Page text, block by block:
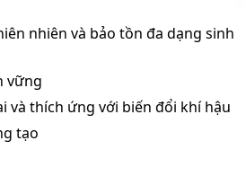
nhiên và bảo tồn đa dạng sinh
vững
và thích ứng với biến đổi khí hậu
tạo